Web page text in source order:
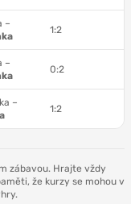
–
1:2
–
0:2
–
1:2
zábavou. Hrajte vždy
že kurzy se mohou v